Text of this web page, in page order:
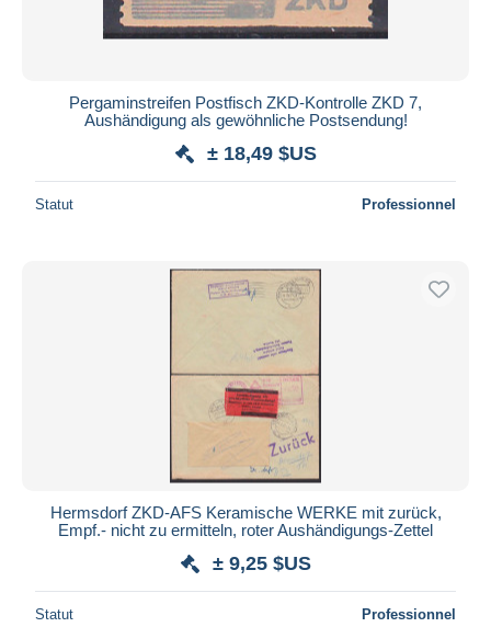
Pergaminstreifen Postfisch ZKD-Kontrolle ZKD 7,
Aushändigung als gewöhnliche Postsendung!
± 18,49 $US
Statut Professionnel
Hermsdorf ZKD-AFS Keramische WERKE mit zurück,
Empf.- nicht zu ermitteln, roter Aushändigungs-Zettel
± 9,25 $US
Statut Professionnel